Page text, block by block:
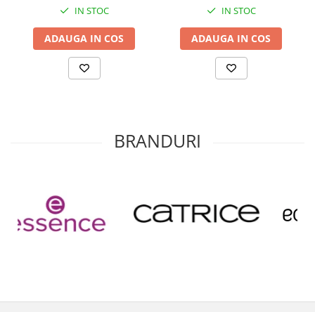
IN STOC
ADAUGA IN COS
IN STOC
ADAUGA IN COS
BRANDURI